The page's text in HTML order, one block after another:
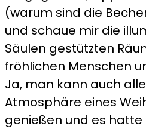
(warum sind die
und schaue mir die
Säulen gestützten
fröhlichen Menschen
Ja, man kann auch
Atmosphäre eines
genießen und es hatte